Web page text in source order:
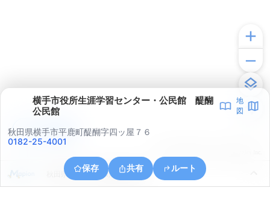
横手市役所生涯学習センター・公民館 醍醐
公民館
地
図
秋田県横手市平鹿町醍醐字四ッ屋７６
0182-25-4001
保存 共有 ルート
秋田県横手市平鹿町醍醐浅舞山
アプリで見る